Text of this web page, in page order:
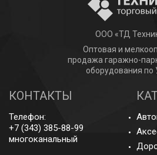
ООО «ТД
Оптовая и
продажа гаражно-
оборудования
КОНТАКТЫ
Телефон:
+7 (343) 385-88-99
многоканальный